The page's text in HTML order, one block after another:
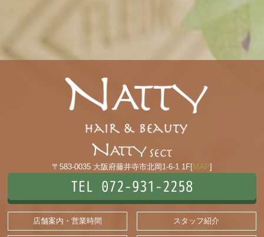
〒583-0035 大阪府藤井寺市北岡1-6-1 1F[MAP]
TEL 072-931-2258
店舗案内・営業時間 スタッフ紹介